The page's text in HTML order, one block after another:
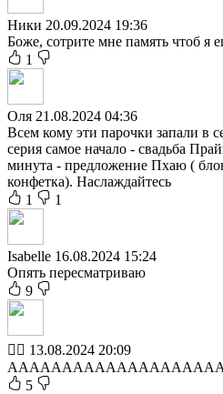
Ники 20.09.2024 19:36
Боже, сотрите мне память чтоб я
1
Оля 21.08.2024 04:36
Всем кому эти парочки запали в
серия самое начало - свадьба
минута - предложение Пхаю (
конфетка). Наслаждайтесь
1
1
Isabelle 16.08.2024 15:24
Опять пересматриваю
9
🏳️‍🌈 13.08.2024 20:09
5